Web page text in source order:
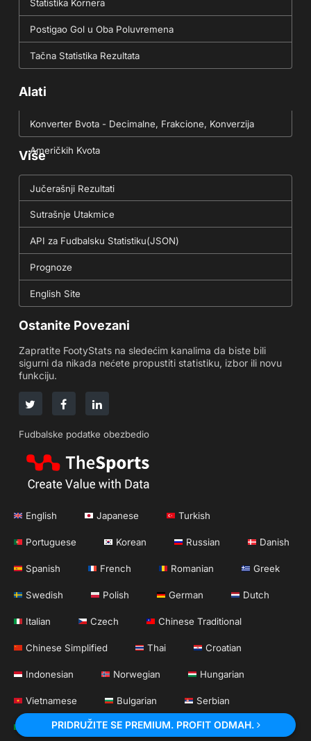
Statistika Kornera
Postigao Gol u Oba Poluvremena
Tačna Statistika Rezultata
Alati
Konverter Bvota - Decimalne, Frakcione, Konverzija
Američkih Kvota
Više
Jučerašnji Rezultati
Sutrašnje Utakmice
API za Fudbalsku Statistiku(JSON)
Prognoze
English Site
Ostanite Povezani
Zapratite FootyStats na sledećim kanalima da biste bili
sigurni da nikada nećete propustiti statistiku, izbor ili novu
funkciju.
Fudbalske podatke obezbedio
English Japanese Turkish
Portuguese Korean Russian Danish
Spanish French Romanian Greek
Swedish Polish German Dutch
Italian Czech Chinese Traditional
Chinese Simplified Thai Croatian
Indonesian Norwegian Hungarian
Vietnamese Bulgarian Serbian
ArabicPRIDRUŽITE SE PREMIUM. PROFIT ODMAH.